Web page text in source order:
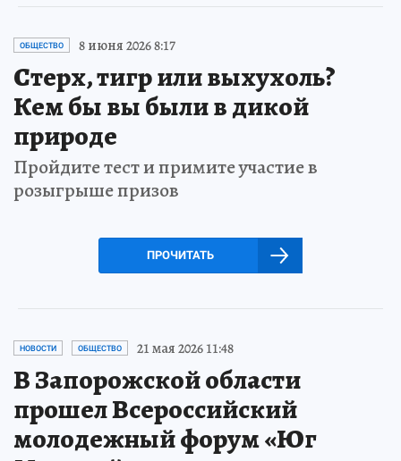
ОБЩЕСТВО 8 июня 2026 8:17
Стерх, тигр или выхухоль?
Кем бы вы были в дикой
природе
Пройдите тест и примите участие в
розыгрыше призов
ПРОЧИТАТЬ
НОВОСТИ ОБЩЕСТВО 21 мая 2026 11:48
В Запорожской области
прошел Всероссийский
молодежный форум «Юг